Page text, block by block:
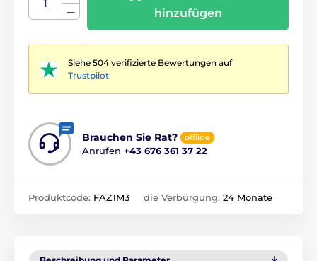
hinzufügen
Siehe 504 verifizierte Bewertungen auf
Trustpilot
Brauchen Sie Rat? offline
Anrufen +43 676 361 37 22
Produktcode: FAZ1M3 die Verbürgung: 24 Monate